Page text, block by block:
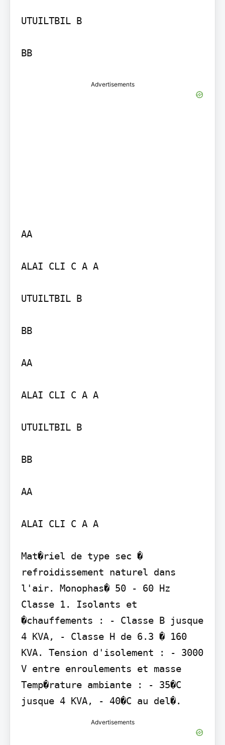
UTUILTBIL B
BB
Advertisements
AA
ALAI CLI C A A
UTUILTBIL B
BB
AA
ALAI CLI C A A
UTUILTBIL B
BB
AA
ALAI CLI C A A
Mat�riel de type sec �
refroidissement naturel dans
l'air. Monophas� 50 - 60 Hz
Classe 1. Isolants et
�chauffements : - Classe B jusque
4 KVA, - Classe H de 6.3 � 160
KVA. Tension d'isolement : - 3000
V entre enroulements et masse
Temp�rature ambiante : - 35�C
jusque 4 KVA, - 40�C au del�.
Advertisements